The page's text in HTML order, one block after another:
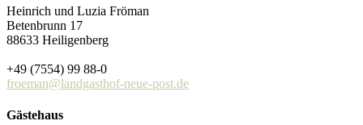
Heinrich und Luzia Fröman
Betenbrunn 17
88633 Heiligenberg
+49 (7554) 99 88-0
froeman@landgasthof-neue-post.de
Gästehaus